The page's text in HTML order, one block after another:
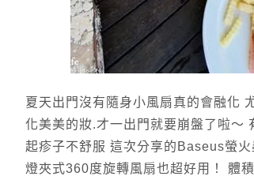
夏天出門沒有隨身小風扇真的會融化
化美美的妝.才一出門就要崩盤了啦～
起疹子不舒服 這次分享的Baseus螢
燈夾式360度旋轉風扇也超好用！ 體